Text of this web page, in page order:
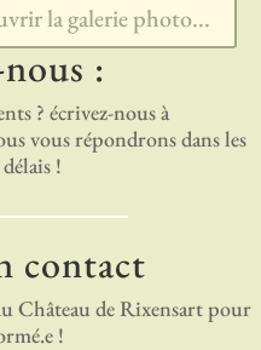
la galerie photo...
:
? écrivez-nous à
vous répondrons dans les
!
contact
Château de Rixensart pour
!